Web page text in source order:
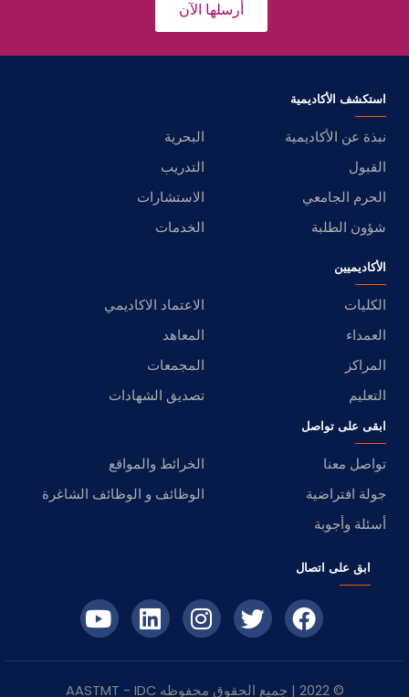
أرسلها الآن
استكشف الأكاديمية
نبذة عن الأكاديمية
البحرية
القبول
التدريب
الحرم الجامعي
الاستشارات
شؤون الطلبة
الخدمات
الأكاديميين
الكليات
الاعتماد الاكاديمي
العمداء
المعاهد
المراكز
المجمعات
التعليم
تصديق الشهادات
ابقى على تواصل
تواصل معنا
الخرائط والمواقع
جولة افتراضية
الوظائف و الوظائف الشاغرة
أسئلة وأجوبة
ابق على اتصال
© 2022 | جميع الحقوق محفوظه IDC
- AASTMT